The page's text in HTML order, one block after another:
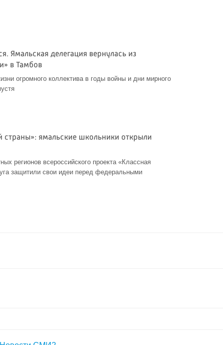
Ямальская делегация вернулась из
в Тамбов
огромного коллектива в годы войны и дни мирного
страны»: ямальские школьники открыли
регионов всероссийского проекта «Классная
защитили свои идеи перед федеральными